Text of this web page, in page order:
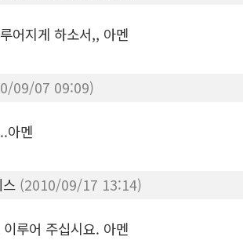
어지게 하소서,, 아멘
09/07 09:09)
아멘
(2010/09/17 13:14)
루어 주십시요. 아멘